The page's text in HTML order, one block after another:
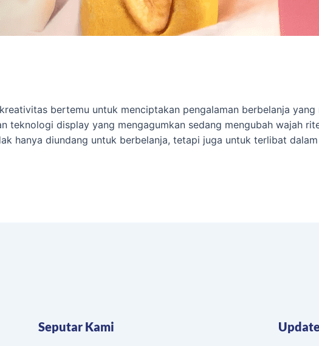
bertemu untuk menciptakan pengalaman berbelanja
display yang mengagumkan sedang mengubah wajah
hanya diundang untuk berbelanja, tetapi juga untuk terlibat
Seputar Kami